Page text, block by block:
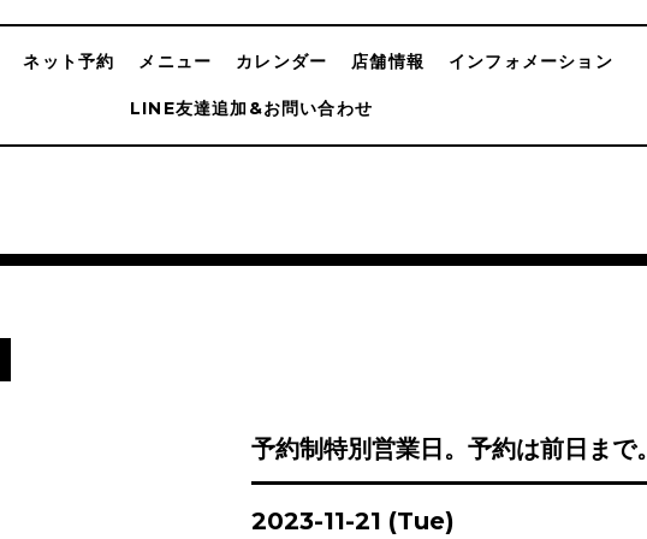
ネット予約 メニュー カレンダー 店舗情報 インフォメーション
LINE友達追加&お問い合わせ
予約制特別営業日。予約は前日まで。
2023-11-21 (Tue)